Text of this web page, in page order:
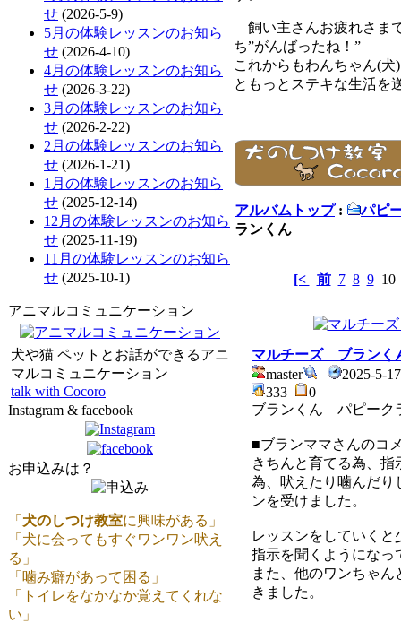
せ (2026-5-9)
5月の体験レッスンのお知ら
せ (2026-4-10)
4月の体験レッスンのお知ら
せ (2026-3-22)
3月の体験レッスンのお知ら
せ (2026-2-22)
2月の体験レッスンのお知ら
せ (2026-1-21)
1月の体験レッスンのお知ら
せ (2025-12-14)
12月の体験レッスンのお知ら
せ (2025-11-19)
11月の体験レッスンのお知ら
せ (2025-10-1)
アニマルコミュニケーション
犬や猫 ペットとお話ができるアニ
マルコミュニケーション
talk with Cocoro
Instagram & facebook
お申込みは？
「 犬のしつけ教室に興味がある」
「犬に会ってもすぐワンワン吠え
る」
「噛み癖があって困る」
「トイレをなかなか覚えてくれな
い」
飼い主さんお疲れさま
ち”がんばったね！”
これからもわんちゃん(
ともっとステキな生活を
アルバムトップ:
パピ
ランくん
[< 前 7 8 9
マルチーズ ブランく
master
2025-5-
333
0
ブランくん パピーク
■ブランママさんのコ
きちんと育てる為、
為、吠えたり噛んだり
ンを受けました。
レッスンをしていく
指示を聞くようになっ
また、他のワンちゃ
きました。